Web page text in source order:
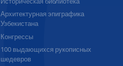
Историческая библиотека
Архитектурная эпиграфика
Узбекистана
Конгрессы
100 выдающихся рукописных
шедевров